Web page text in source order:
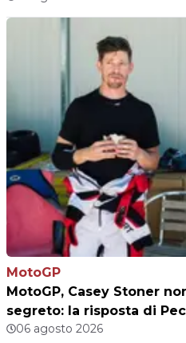
MotoGP
MotoGP, Casey Stoner
segreto: la risposta di
06 agosto 2026